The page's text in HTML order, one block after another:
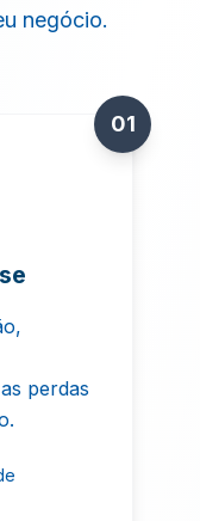
negócio.
01
perdas